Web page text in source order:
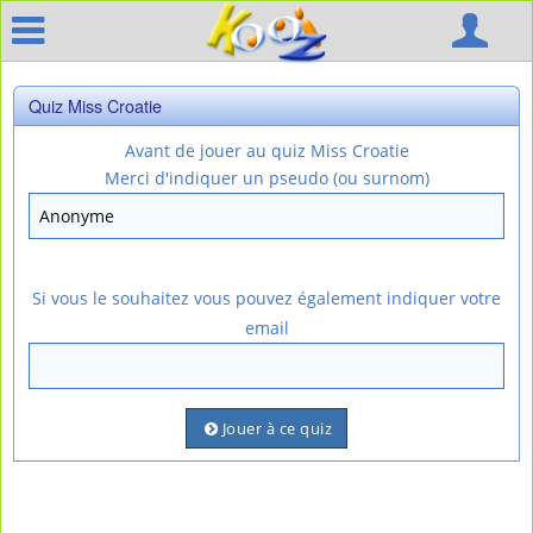
Quiz Miss Croatie
Avant de jouer au quiz Miss Croatie
Merci d'indiquer un pseudo (ou surnom)
Si vous le souhaitez vous pouvez également indiquer votre
email
Jouer à ce quiz